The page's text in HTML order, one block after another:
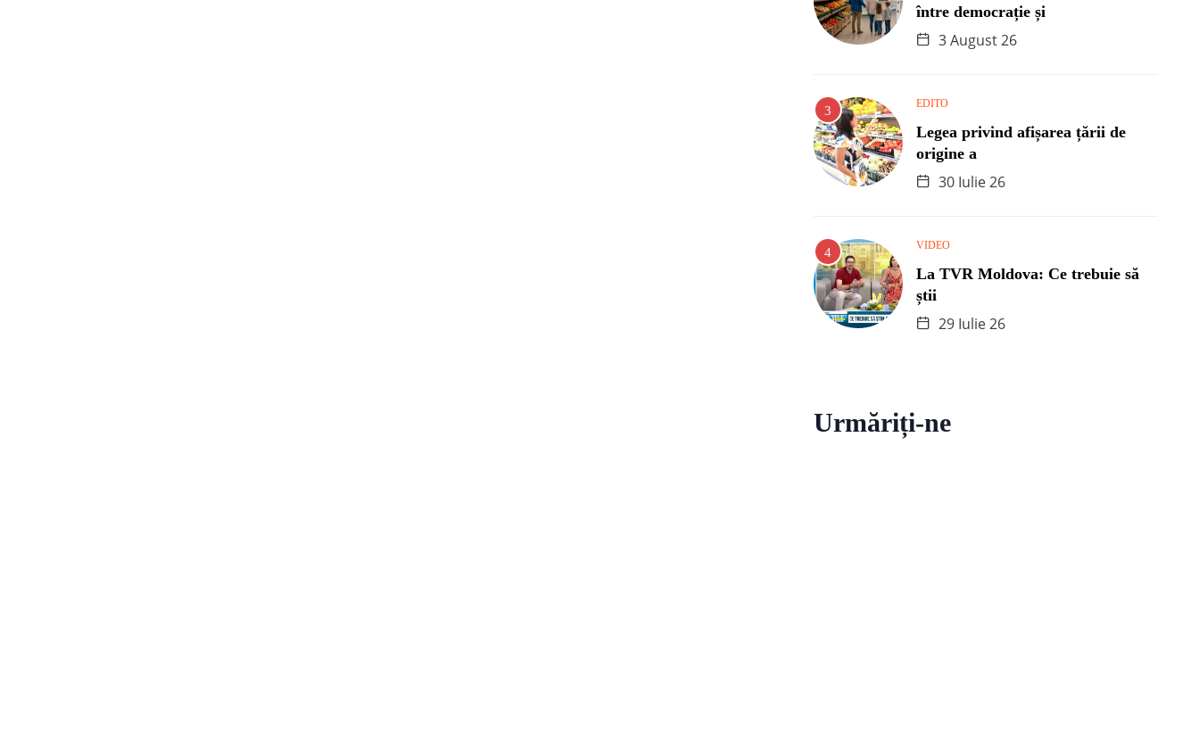
între democrație și
3 August 26
EDITO
Legea privind afișarea țării de
origine a
30 Iulie 26
VIDEO
La TVR Moldova: Ce trebuie să
știi
29 Iulie 26
Urmăriți-ne